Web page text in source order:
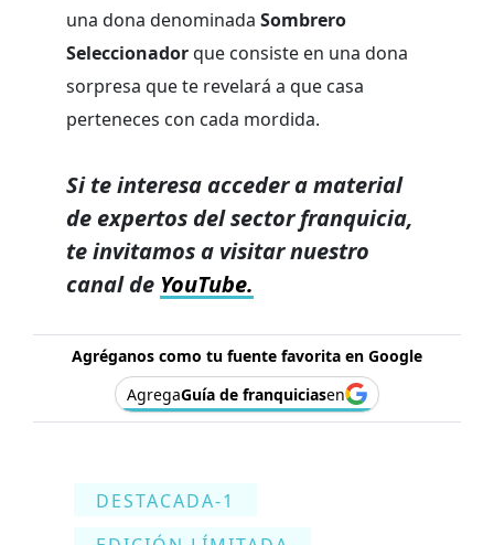
una dona denominada Sombrero
Seleccionadorque consiste en una dona
sorpresa que te revelará a que casa
perteneces con cada mordida.
Si te interesa acceder a material
de expertos del sector franquicia,
te invitamos a visitar nuestro
canal de YouTube.
Agréganos como tu fuente favorita en Google
AgregaGuía de franquiciasen
DESTACADA-1